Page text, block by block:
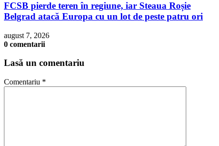
FCSB pierde teren în regiune, iar Steaua Roșie
Belgrad atacă Europa cu un lot de peste patru ori
august 7, 2026
0 comentarii
Lasă un comentariu
Comentariu *